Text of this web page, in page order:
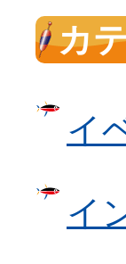
カ
イ
イ